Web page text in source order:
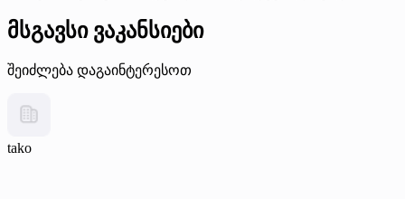
მსგავსი ვაკანსიები
შეიძლება დაგაინტერესოთ
tako